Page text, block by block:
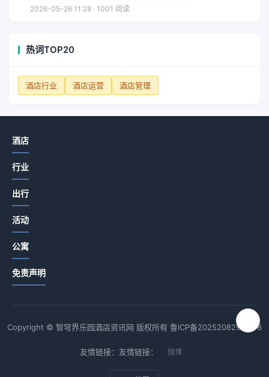
2026-05-26 11:28 · 1001 阅读
热词TOP20
酒店行业 酒店运营 酒店管理
酒店
行业
出行
活动
公寓
免责声明
Copyright © 智穹界乐园酒店资讯网 版权所有 鲁ICP备2025208294号-8
友情链接：友情链接： 微博